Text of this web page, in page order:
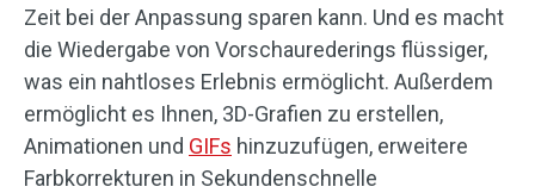
Zeit bei der Anpassung sparen kann. Und es macht
die Wiedergabe von Vorschaurederings flüssiger,
was ein nahtloses Erlebnis ermöglicht. Außerdem
ermöglicht es Ihnen, 3D-Grafien zu erstellen,
Animationen und GIFs hinzuzufügen, erweitere
Farbkorrekturen in Sekundenschnelle